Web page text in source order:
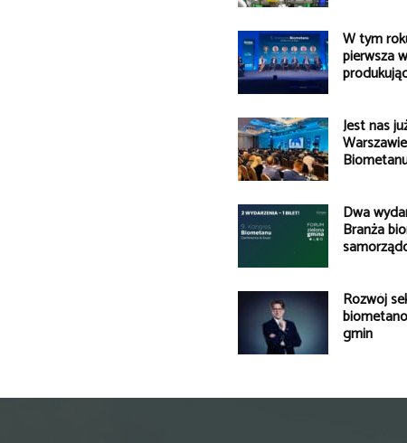
W tym
pierwsza
Jest nas
Dwa
Branża
Rozwój
gmin